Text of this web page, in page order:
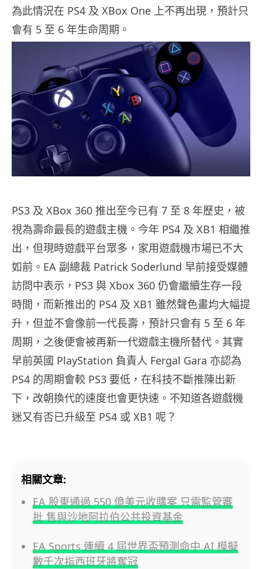
為此情況在 PS4 及 XBox One 上不再出現，預計只
會有 5 至 6 年生命周期。
PS3 及 XBox 360 推出至今已有 7 至 8 年歷史，被
視為壽命最長的遊戲主機。今年 PS4 及 XB1 相繼推
出，但現時遊戲平台眾多，家用遊戲機市場已不大
如前。EA 副總裁 Patrick Soderlund 早前接受媒體
訪問中表示，PS3 與 Xbox 360 仍會繼續生存一段
時間，而新推出的 PS4 及 XB1 雖然聲色畫均大幅提
升，但並不會像前一代長壽，預計只會有 5 至 6 年
周期，之後便會被再新一代遊戲主機所替代。其實
早前英國 PlayStation 負責人 Fergal Gara 亦認為
PS4 的周期會較 PS3 要低，在科技不斷推陳出新
下，改朝換代的速度也會更快速。不知道各遊戲機
迷又有否已升級至 PS4 或 XB1 呢？
相關文章:
EA 股東通過 550 億美元收購案 只需監管審
批 售與沙地阿拉伯公共投資基金
EA Sports 連續 4 屆世界盃預測命中 AI 模擬
數千次指西班牙將奪冠